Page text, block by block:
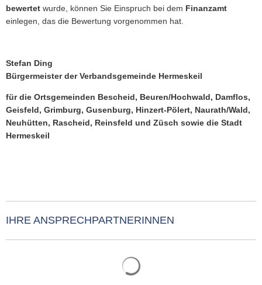
bewertet wurde, können Sie Einspruch bei dem Finanzamt
einlegen, das die Bewertung vorgenommen hat.
Stefan Ding
Bürgermeister der Verbandsgemeinde Hermeskeil
für die Ortsgemeinden Bescheid, Beuren/Hochwald, Damflos,
Geisfeld, Grimburg, Gusenburg, Hinzert-Pölert, Naurath/Wald,
Neuhütten, Rascheid, Reinsfeld und Züsch sowie die Stadt
Hermeskeil
IHRE ANSPRECHPARTNERINNEN